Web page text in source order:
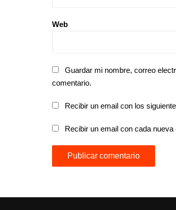
Web
Guardar mi nombre, correo
comentario.
Recibir un email con los
Recibir un email con cada nueva